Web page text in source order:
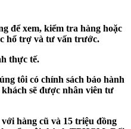
để xem, kiểm tra hàng hoặc
hổ trợ và tư vấn trước.
thực tế.
tôi có chính sách bảo hành
sẽ được nhân viên tư
hàng cũ và 15 triệu đồng